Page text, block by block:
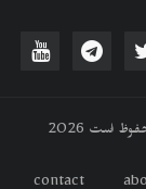
contact